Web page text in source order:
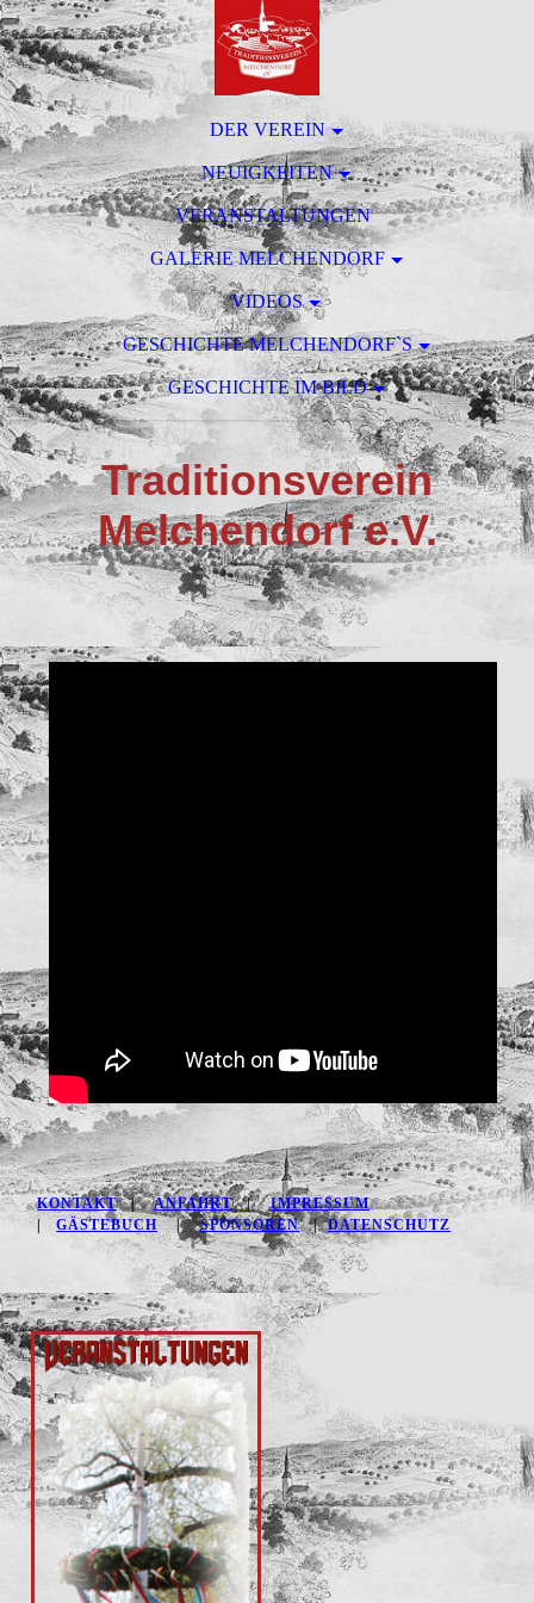
DER VEREIN
NEUIGKEITEN
VERANSTALTUNGEN
GALERIE MELCHENDORF
VIDEOS
GESCHICHTE MELCHENDORF`S
GESCHICHTE IM BILD
Traditionsverein
Melchendorf e.V.
KONTAKT|ANFAHRT|IMPRESSUM
|GÄSTEBUCH|SPONSOREN|DATENSCHUTZ